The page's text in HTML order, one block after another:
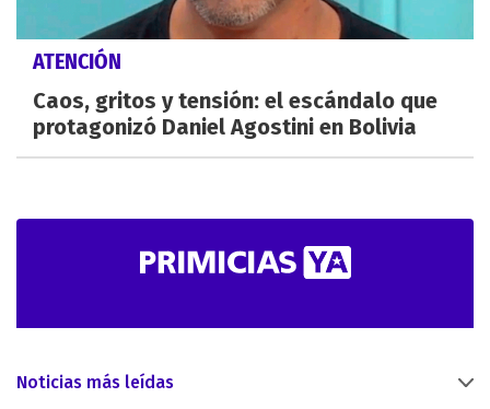
ATENCIÓN
Caos, gritos y tensión: el escándalo que
protagonizó Daniel Agostini en Bolivia
Noticias más leídas